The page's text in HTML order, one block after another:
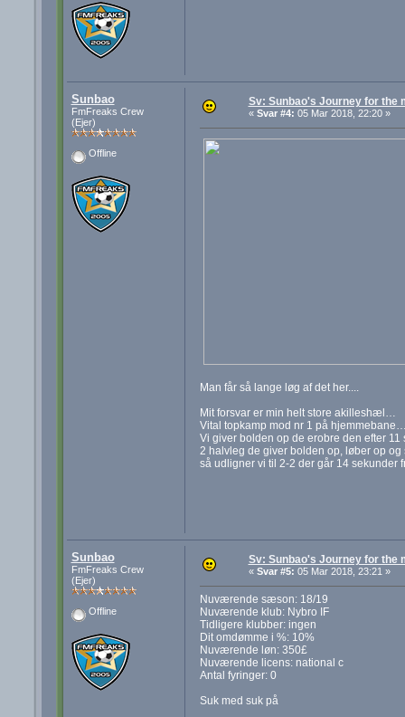
Sunbao
FmFreaks Crew
(Ejer)
Offline
Sv: Sunbao's Journey for the
« Svar #4: 05 Mar 2018, 22:20 »
Man får så lange løg af det her....
Mit forsvar er min helt store akilleshæl…
Vital topkamp mod nr 1 på
Vi giver bolden op de erobre den efter
2 halvleg de giver bolden op, løber op
så udligner vi til 2-2 der går 14
Sunbao
FmFreaks Crew
(Ejer)
Offline
Sv: Sunbao's Journey for the
« Svar #5: 05 Mar 2018, 23:21 »
Nuværende sæson: 18/19
Nuværende klub: Nybro IF
Tidligere klubber: ingen
Dit omdømme i %: 10%
Nuværende løn: 350£
Nuværende licens: national c
Antal fyringer: 0
Suk med suk på